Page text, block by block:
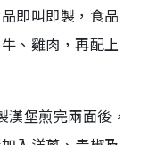
即叫即製，食品
、雞肉，再配上
堡煎完兩面後，